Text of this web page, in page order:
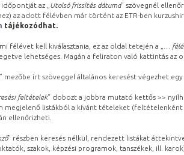
az „ Utolsó frissítés dátuma” szövegnél
az adott félévben már történt az ETR-ben
tájékozódhat.
félévet kell kiválasztania, ez az oldal tetején a „
…
lehetséges. Magán a feliraton való kattintás az
” mezőbe írt szöveggel általános keresést végezhet
feltételek” dobozt a jobbra mutató kettős >>
megjelenő listákból a kívánt tételeket (feltételenként
ellenőrizheti.
” részben keresés nélkül, rendezett listákat
szakok, képzési programok, tanszékek, ill.